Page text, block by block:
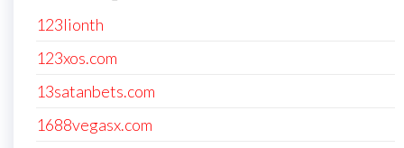
123lionth
123xos.com
13satanbets.com
1688vegasx.com